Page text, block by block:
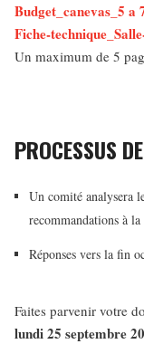
Budget_canevas_5 a
Fiche-
Un maximum de 5
PROCESSUS
Un comité analysera
recommandations à
Réponses vers la fin
Faites parvenir votre
lundi 25 septembre